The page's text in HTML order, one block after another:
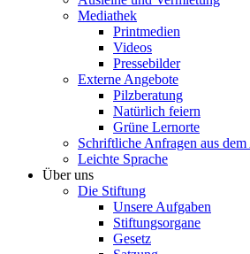
Mediathek
Printmedien
Videos
Pressebilder
Externe Angebote
Pilzberatung
Natürlich feiern
Grüne Lernorte
Schriftliche Anfragen aus
Leichte Sprache
Über uns
Die Stiftung
Unsere Aufgaben
Stiftungsorgane
Gesetz